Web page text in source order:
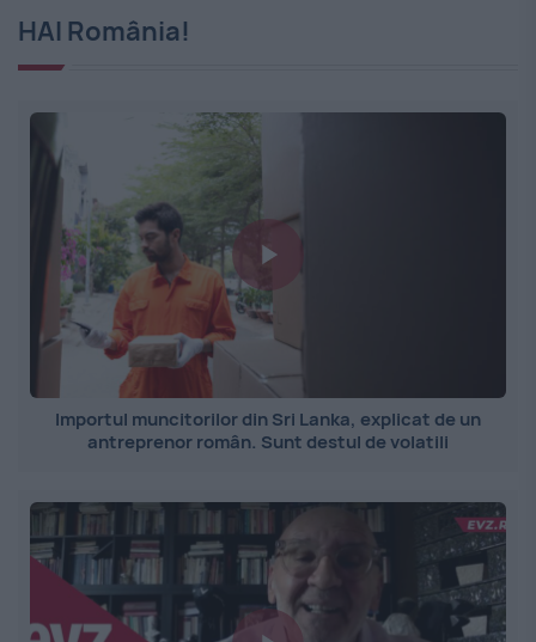
HAI România!
Importul muncitorilor din Sri Lanka, explicat de un
antreprenor român. Sunt destul de volatili